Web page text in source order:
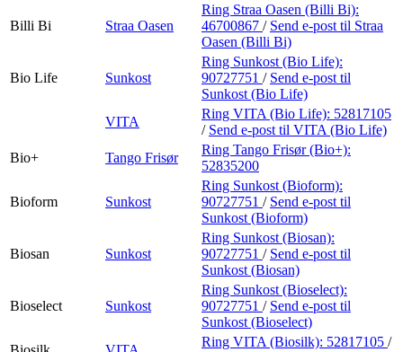
Billi Bi Straa Oasen
Ring Straa Oasen (Billi Bi):
46700867 / Send e-post til Straa
Oasen (Billi Bi)
Bio Life Sunkost
Ring Sunkost (Bio Life):
90727751 / Send e-post til
Sunkost (Bio Life)
VITA
Ring VITA (Bio Life): 52817105
/ Send e-post til VITA (Bio Life)
Bio+
Tango Frisør
Ring Tango Frisør (Bio+):
52835200
Bioform Sunkost
Ring Sunkost (Bioform):
90727751 / Send e-post til
Sunkost (Bioform)
Biosan Sunkost
Ring Sunkost (Biosan):
90727751 / Send e-post til
Sunkost (Biosan)
Bioselect Sunkost
Ring Sunkost (Bioselect):
90727751 / Send e-post til
Sunkost (Bioselect)
Ring VITA (Biosilk): 52817105 /